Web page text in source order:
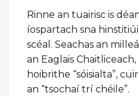
Rinne an tuairisc is
íospartach sna
scéal. Seachas an
an Eaglais
hoibrithe “sóisialta”,
an “tsochaí trí chéile”.